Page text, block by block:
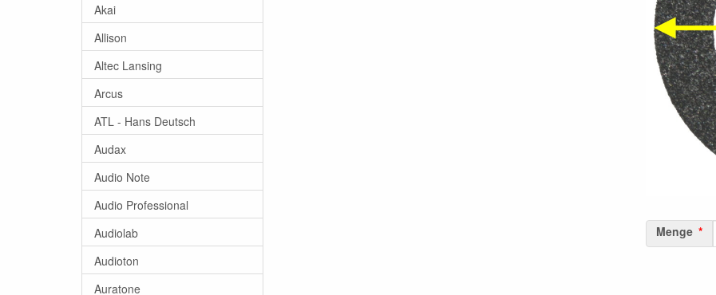
Akai
Allison
Altec Lansing
Arcus
ATL - Hans Deutsch
Audax
Audio Note
Audio Professional
Audiolab
Audioton
Auratone
Menge